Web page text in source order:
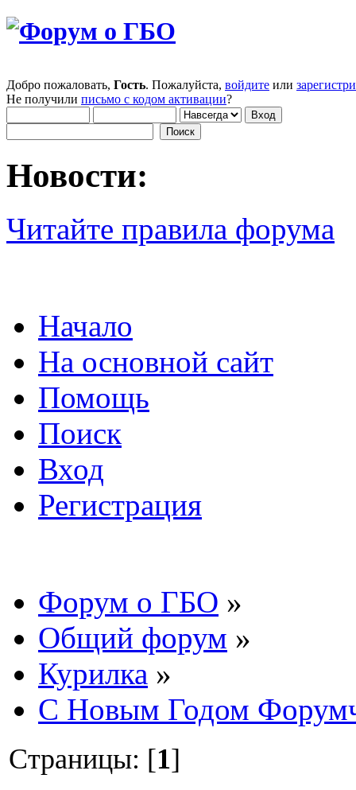
Добро пожаловать, Гость. Пожалуйста, войдите или
Не получили письмо с кодом активации?
Новости:
Читайте правила форума
Начало
На основной сайт
Помощь
Поиск
Вход
Регистрация
Форум о ГБО »
Общий форум »
Курилка »
С Новым Годом
Страницы: [1]